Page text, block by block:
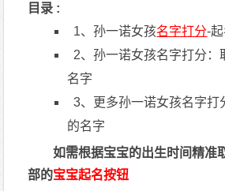
目录 :
1、孙一诺女孩名字打分-
2、孙一诺女孩名字打分：
名字
3、更多孙一诺女孩名字打
的名字
如需根据宝宝的出生时间精准
部的宝宝起名按钮